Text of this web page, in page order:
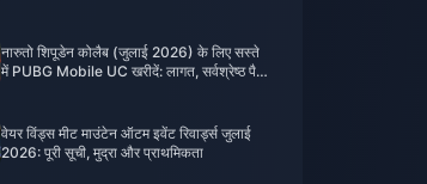
नारुतो शिपूडेन कोलैब (जुलाई 2026) के लिए सस्ते
में PUBG Mobile UC खरीदें: लागत, सर्वश्रेष्ठ पैक
वेयर विंड्स मीट माउंटेन ऑटम इवेंट रिवार्ड्स जुलाई
2026: पूरी सूची, मुद्रा और प्राथमिकता